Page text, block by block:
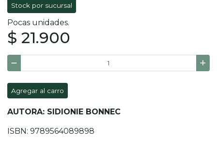
Stock por sucursal
Pocas unidades.
$ 21.900
Agregar al carro
AUTORA: SIDIONIE BONNEC
ISBN: 9789564089898